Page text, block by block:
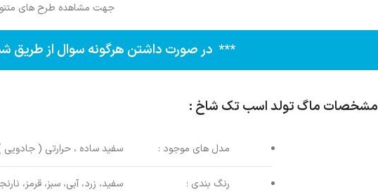
جهت مشاهده طرح های
*** در صورت داشتن هرگونه سوال از طریق شماره ۰۹۱۰۸۷۰۰۰۴۷ یا 36272840 – 021 با ما در ارتباط
مشخصات ماگ تولد اسب تک شاخ :
مدل های موجود : سفید ساده ، حرارتی (
رنگ بندی : سفید، زرد، آبی، سبز، قرمز،